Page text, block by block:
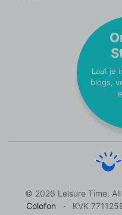
Laat je
blogs,
© 2026 Leisure Time.
Colofon
KVK